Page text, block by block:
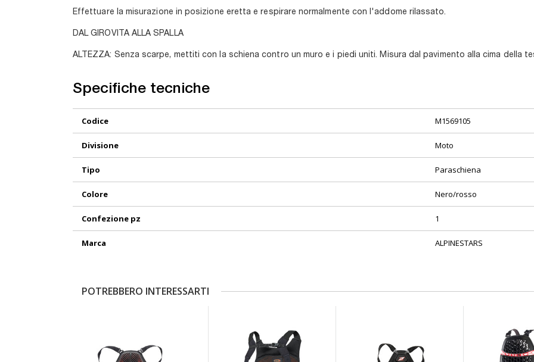
Effettuare la misurazione in posizione eretta e respirare normalmente con l'addome rilassato.
DAL GIROVITA ALLA SPALLA
ALTEZZA: Senza scarpe, mettiti con la schiena contro un muro e i piedi uniti. Misura dal pavimento alla cima della
Specifiche tecniche
Informazioni
Codice M1569105
Divisione Moto
Tipo Paraschiena
Colore Nero/rosso
Confezione pz 1
Marca ALPINESTARS
POTREBBERO INTERESSARTI